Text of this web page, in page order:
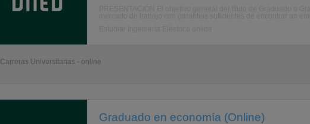
Carreras Universitarias - online
Graduado en economía (Online)